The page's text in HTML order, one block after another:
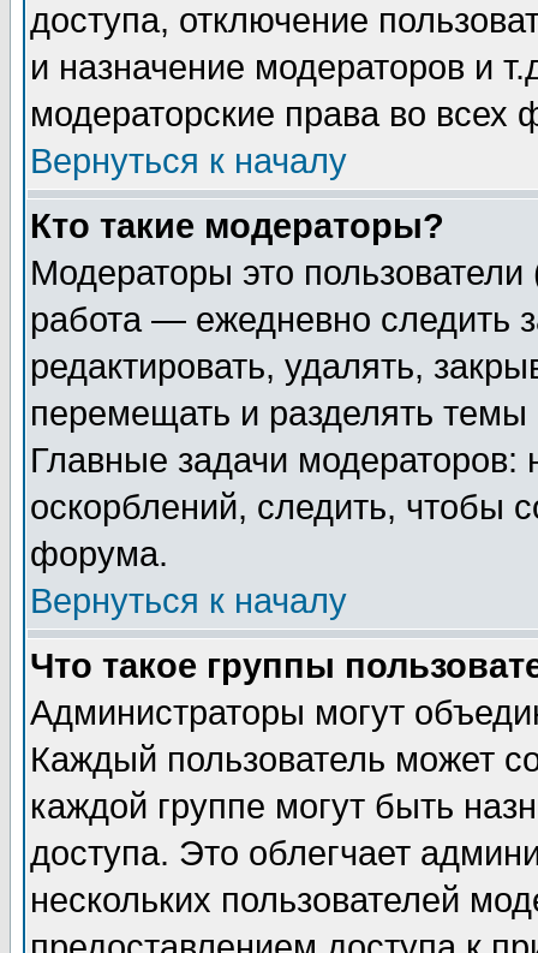
доступа, отключение
и назначение модераторов и
модераторские права во всех
Вернуться к началу
Кто такие модераторы?
Модераторы это
работа — ежедневно следить
редактировать, удалять,
перемещать и разделять
Главные задачи
оскорблений, следить, чтобы
форума.
Вернуться к началу
Что такое группы
Администраторы могут
Каждый пользователь может
каждой группе могут быть
доступа. Это облегчает
нескольких пользователей